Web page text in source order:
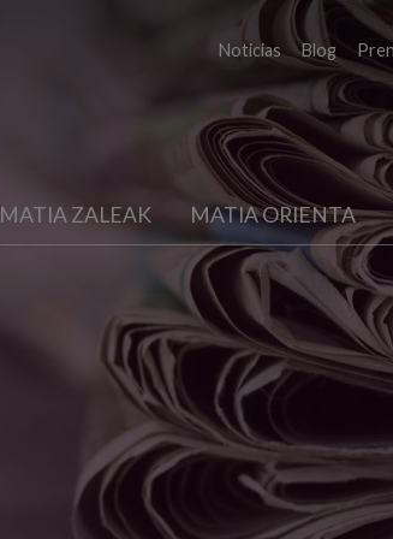
Noticias Blog
MATIA ZALEAK MATIA ORIENTA